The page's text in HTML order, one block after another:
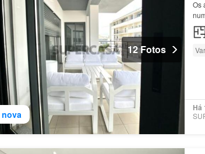
12 Fotos
Os
de
Há